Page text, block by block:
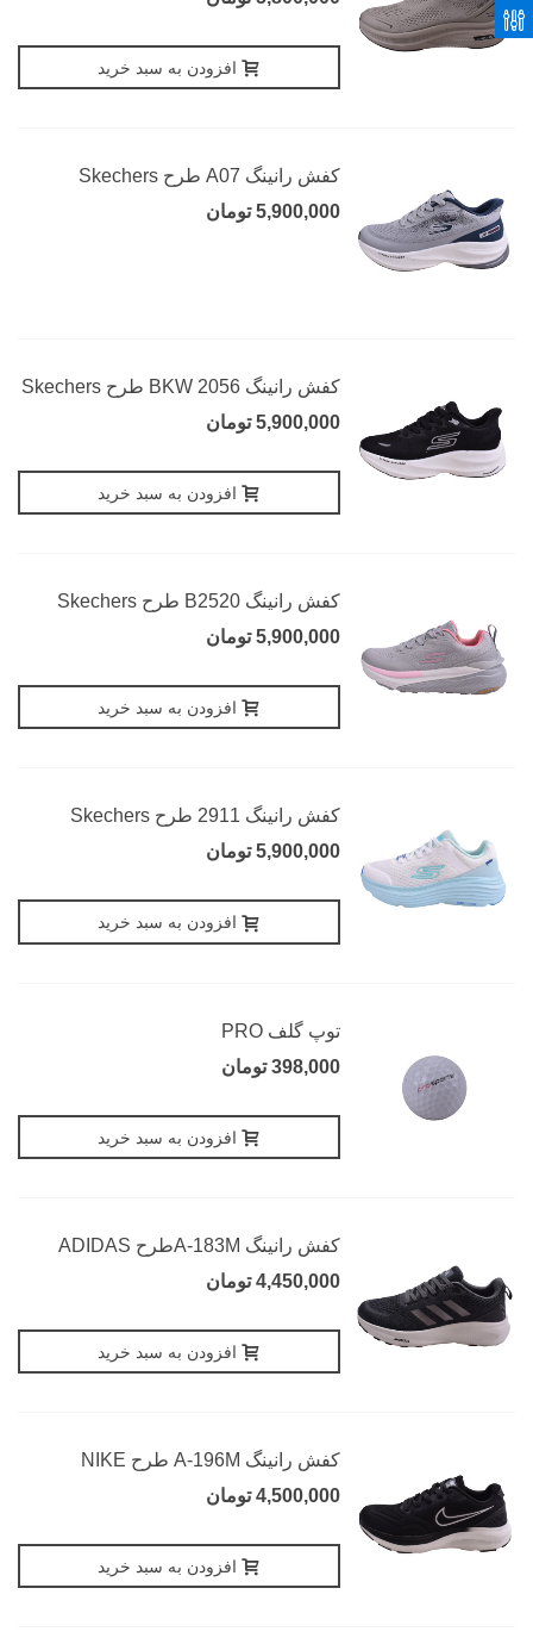
افزودن به سبد خرید
کفش رانینگ A07 طرح Skechers
5,900,000 تومان
کفش رانینگ 2056 BKW طرح Skechers
5,900,000 تومان
افزودن به سبد خرید
کفش رانینگ B2520 طرح Skechers
5,900,000 تومان
افزودن به سبد خرید
کفش رانینگ 2911 طرح Skechers
5,900,000 تومان
افزودن به سبد خرید
توپ گلف PRO
398,000 تومان
افزودن به سبد خرید
کفش رانینگ A-183Mطرح ADIDAS
4,450,000 تومان
افزودن به سبد خرید
کفش رانینگ A-196M طرح NIKE
4,500,000 تومان
افزودن به سبد خرید